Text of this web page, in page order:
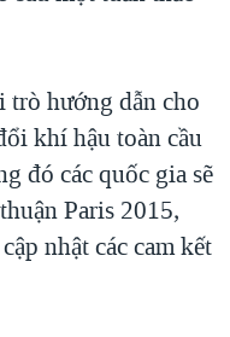
trò hướng dẫn cho
khí hậu toàn cầu
đó các quốc gia sẽ
Paris 2015,
nhật các cam kết